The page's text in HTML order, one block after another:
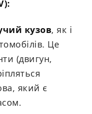
кузов, як і
Це
(двигун,
який є